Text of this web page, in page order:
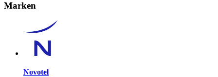
Marken
Novotel